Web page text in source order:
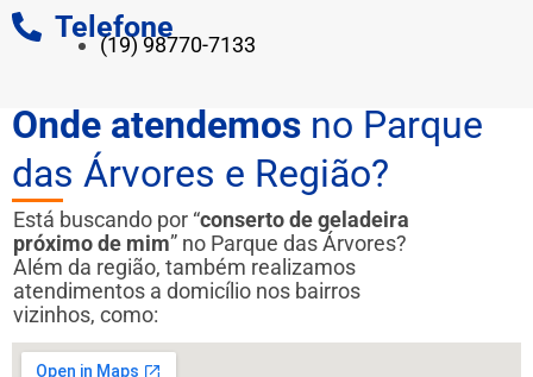
Telefone
(19) 98770-7133
Onde atendemos no Parque
das Árvores e Região?
Está buscando por “conserto de geladeira
próximo de mim” no Parque das Árvores?
Além da região, também realizamos
atendimentos a domicílio nos bairros
vizinhos, como: